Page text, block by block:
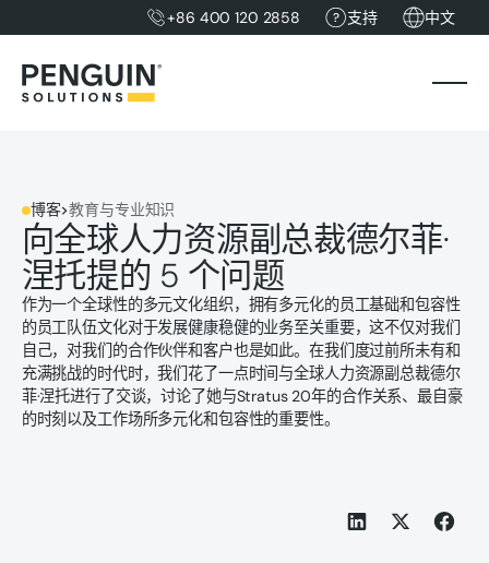
+86 400 120 2858 支持 中文
博客>教育与专业知识
向全球人力资源副总裁德尔菲·
涅托提的 5 个问题
作为一个全球性的多元文化组织，拥有多元化的员工基础和包容性
的员工队伍文化对于发展健康稳健的业务至关重要，这不仅对我们
自己，对我们的合作伙伴和客户也是如此。在我们度过前所未有和
充满挑战的时代时，我们花了一点时间与全球人力资源副总裁德尔
菲·涅托进行了交谈，讨论了她与Stratus 20年的合作关系、最自豪
的时刻以及工作场所多元化和包容性的重要性。